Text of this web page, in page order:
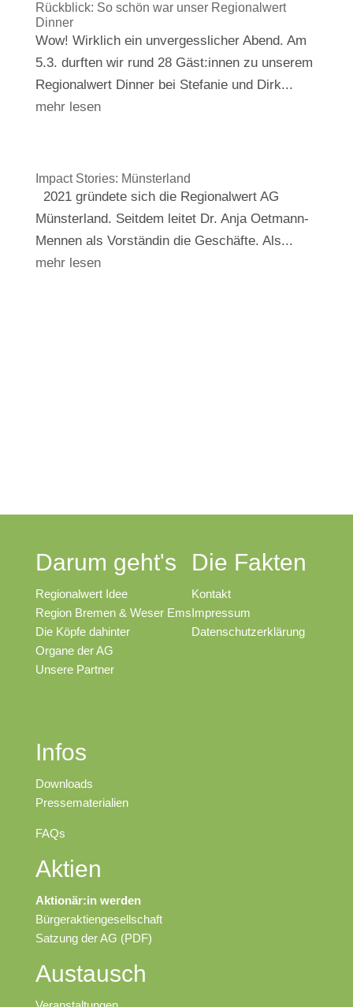
Rückblick: So schön war unser Regionalwert
Dinner
Wow! Wirklich ein unvergesslicher Abend. Am
5.3. durften wir rund 28 Gäst:innen zu unserem
Regionalwert Dinner bei Stefanie und Dirk...
mehr lesen
Impact Stories: Münsterland
2021 gründete sich die Regionalwert AG
Münsterland. Seitdem leitet Dr. Anja Oetmann-
Mennen als Vorständin die Geschäfte. Als...
mehr lesen
Darum geht's
Regionalwert Idee
Region Bremen & Weser Ems
Die Köpfe dahinter
Organe der AG
Unsere Partner
Die Fakten
Kontakt
Impressum
Datenschutzerklärung
Infos
Downloads
Pressematerialien
FAQs
Aktien
Aktionär:in werden
Bürgeraktiengesellschaft
Satzung der AG (PDF)
Austausch